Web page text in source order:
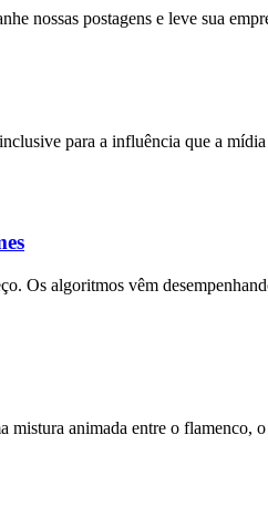
nossas postagens e leve sua
para a influência que a mídia
Os algoritmos vêm
mistura animada entre o flamenco,